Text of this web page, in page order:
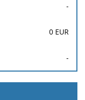
-
0 EUR
-